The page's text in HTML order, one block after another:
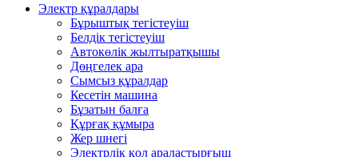
Электр құралдары
Бұрыштық тегістеуіш
Белдік тегістеуіш
Автокөлік жылтыратқышы
Дөңгелек ара
Сымсыз құралдар
Кесетін машина
Бұзатын балға
Құрғақ құмыра
Жер шнегі
Электрлік қол араластырғыш